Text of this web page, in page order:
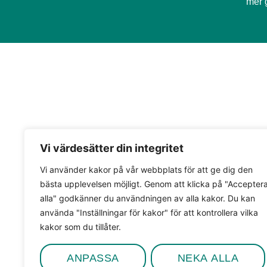
Vi värdesätter din integritet
Vi använder kakor på vår webbplats för att ge dig den
bästa upplevelsen möjligt. Genom att klicka på "Acceptera
alla" godkänner du användningen av alla kakor. Du kan
använda "Inställningar för kakor" för att kontrollera vilka
kakor som du tillåter.
ANPASSA NEKA ALLA